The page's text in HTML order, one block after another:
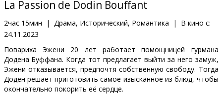
La Passion de Dodin Bouffant
2час 15мин | Драма, Исторический, Романтика |
В кино с:
24.11.2023
Повариха Эжени 20 лет работает помощницей гурмана
Додена Буффана. Когда тот предлагает выйти за него замуж,
Эжени отказывается, предпочтя собственную свободу. Тогда
Доден решает приготовить самое изысканное из блюд, чтобы
окончательно покорить её сердце.